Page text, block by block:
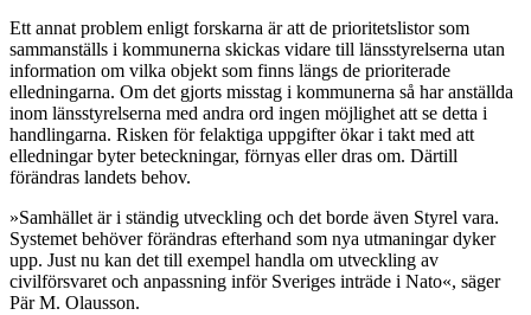
Ett annat problem enligt forskarna är att de prioritetslistor som
sammanställs i kommunerna skickas vidare till länsstyrelserna utan
information om vilka objekt som finns längs de prioriterade
elledningarna. Om det gjorts misstag i kommunerna så har anställda
inom länsstyrelserna med andra ord ingen möjlighet att se detta i
handlingarna. Risken för felaktiga uppgifter ökar i takt med att
elledningar byter beteckningar, förnyas eller dras om. Därtill
förändras landets behov.
»Samhället är i ständig utveckling och det borde även Styrel vara.
Systemet behöver förändras efterhand som nya utmaningar dyker
upp. Just nu kan det till exempel handla om utveckling av
civilförsvaret och anpassning inför Sveriges inträde i Nato«, säger
Pär M. Olausson.